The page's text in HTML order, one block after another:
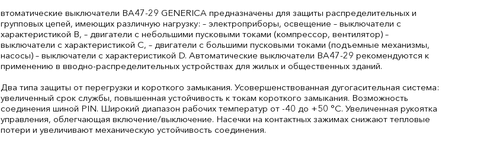
втоматические выключатели ВА47-29 GENERICA предназначены для защиты распределительных и
групповых цепей, имеющих различную нагрузку: – электроприборы, освещение – выключатели с
характеристикой В, – двигатели с небольшими пусковыми токами (компрессор, вентилятор) –
выключатели с характеристикой C, – двигатели с большими пусковыми токами (подъемные механизмы,
насосы) – выключатели с характеристикой D. Автоматические выключатели ВА47-29 рекомендуются к
применению в вводно-распределительных устройствах для жилых и общественных зданий.
Два типа защиты от перегрузки и короткого замыкания. Усовершенствованная дугогасительная система:
увеличенный срок службы, повышенная устойчивость к токам короткого замыкания. Возможность
соединения шиной PIN. Широкий диапазон рабочих температур от -40 до +50 °С. Увеличенная рукоятка
управления, облегчающая включение/выключение. Насечки на контактных зажимах снижают тепловые
потери и увеличивают механическую устойчивость соединения.